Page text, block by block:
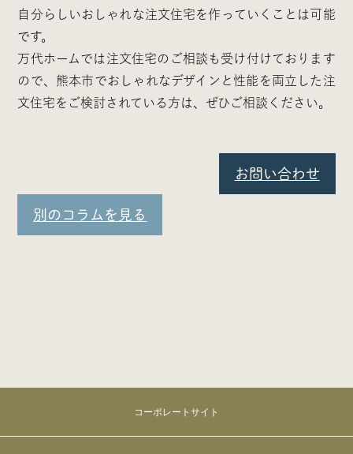
自分らしいおしゃれな注文住宅を作っていくことは可能
です。
万代ホームでは注文住宅のご相談も受け付けております
ので、熊本市でおしゃれなデザインと性能を両立した注
文住宅をご検討されている方は、ぜひご相談ください。
お問い合わせ
別のコラムを見る
コーポレートサイト